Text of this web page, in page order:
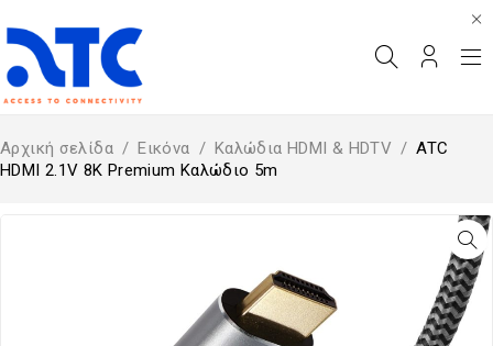
Αρχική σελίδα / Εικόνα / Καλώδια HDMI & HDTV / ATC
HDMI 2.1V 8K Premium Καλώδιο 5m